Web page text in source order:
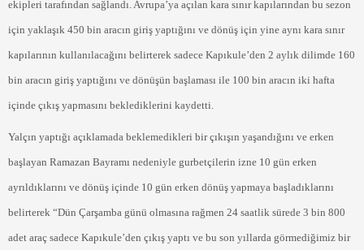
ekipleri tarafından sağlandı. Avrupa’ya açılan kara sınır kapılarından bu sezon
için yaklaşık 450 bin aracın giriş yaptığını ve dönüş için yine aynı kara sınır
kapılarının kullanılacağını belirterek sadece Kapıkule’den 2 aylık dilimde 160
bin aracın giriş yaptığını ve dönüşün başlaması ile 100 bin aracın iki hafta
içinde çıkış yapmasını beklediklerini kaydetti.
Yalçın yaptığı açıklamada beklemedikleri bir çıkışın yaşandığını ve erken
başlayan Ramazan Bayramı nedeniyle gurbetçilerin izne 10 gün erken
ayrıldıklarını ve dönüş içinde 10 gün erken dönüş yapmaya başladıklarını
belirterek “Dün Çarşamba günü olmasına rağmen 24 saatlik sürede 3 bin 800
adet araç sadece Kapıkule’den çıkış yaptı ve bu son yıllarda görmediğimiz bir